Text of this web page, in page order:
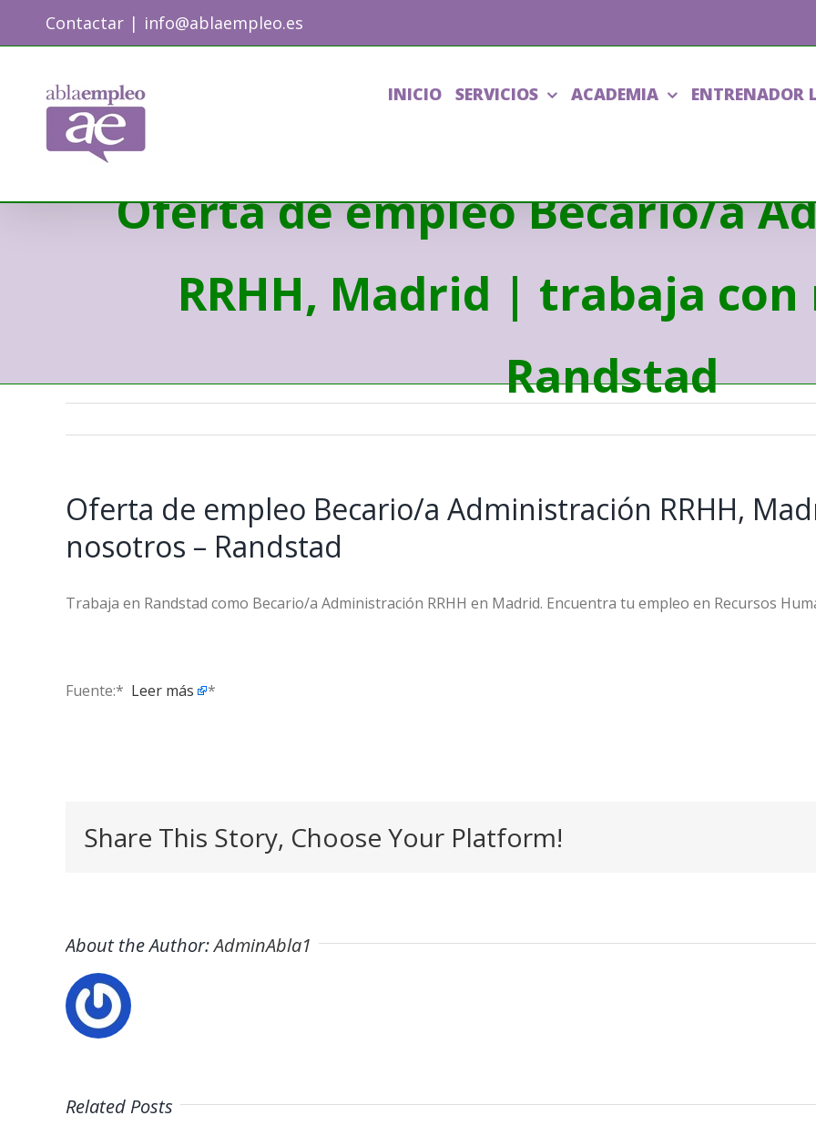
Contactar | info@ablaempleo.es
INICIO SERVICIOS ACADEMIA ENTRENADOR
Oferta de empleo Becario/a
RRHH, Madrid | trabaja con
Randstad
Oferta de empleo Becario/a Administración RRHH,
nosotros – Randstad
Trabaja en Randstad como Becario/a Administración RRHH en Madrid. Encuentra tu empleo en Recursos
Fuente:* ​ Leer más *
Share This Story, Choose Your Platform!
About the Author:AdminAbla1
Related Posts